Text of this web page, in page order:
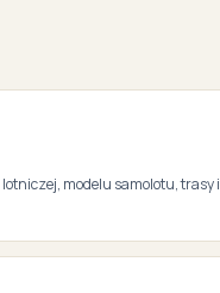
modelu samolotu, trasy i